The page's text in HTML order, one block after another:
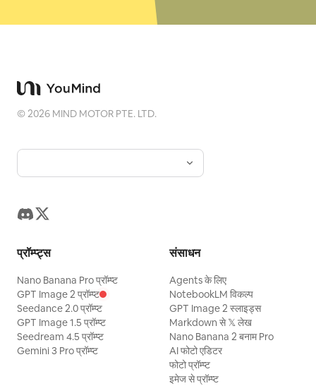
©2026 MIND MOTOR PTE. LTD.
प्रॉम्प्ट्स
Nano Banana Pro प्रॉम्प्ट
GPT Image 2 प्रॉम्प्ट
Seedance 2.0 प्रॉम्प्ट
GPT Image 1.5 प्रॉम्प्ट
Seedream 4.5 प्रॉम्प्ट
Gemini 3 Pro प्रॉम्प्ट
संसाधन
Agents के लिए
NotebookLM विकल्प
GPT Image 2 स्लाइड्स
Markdown से 𝕏 लेख
Nano Banana 2 बनाम Pro
AI फोटो एडिटर
फोटो प्रॉम्प्ट
इमेज से प्रॉम्प्ट